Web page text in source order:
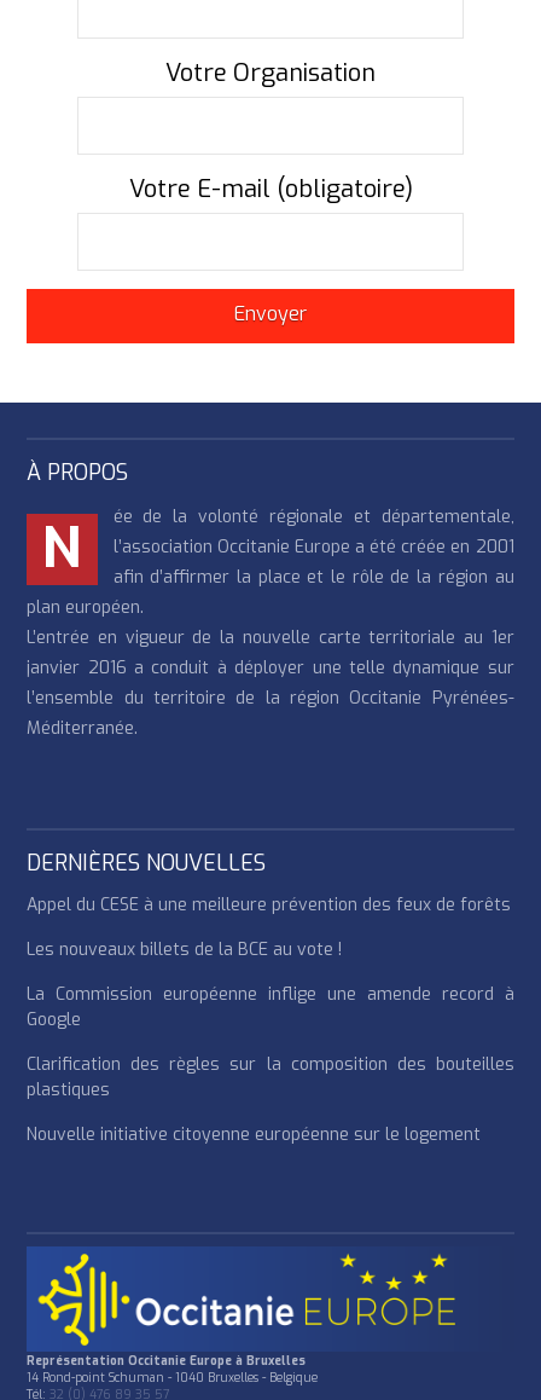
Votre Organisation
Votre E-mail (obligatoire)
À PROPOS
N
ée de la volonté régionale et départementale,
l’association Occitanie Europe a été créée en 2001
afin d’affirmer la place et le rôle de la région au
plan européen.
L’entrée en vigueur de la nouvelle carte territoriale au 1er
janvier 2016 a conduit à déployer une telle dynamique sur
l’ensemble du territoire de la région Occitanie Pyrénées-
Méditerranée.
DERNIÈRES NOUVELLES
Appel du CESE à une meilleure prévention des feux de forêts
Les nouveaux billets de la BCE au vote !
La Commission européenne inflige une amende record à
Google
Clarification des règles sur la composition des bouteilles
plastiques
Nouvelle initiative citoyenne européenne sur le logement
Représentation Occitanie Europe à Bruxelles
14 Rond-point Schuman - 1040 Bruxelles - Belgique
Tél:32 (0) 476 89 35 57